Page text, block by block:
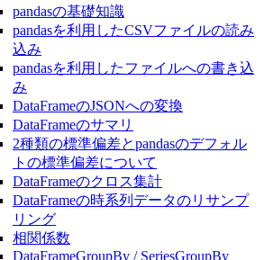
pandasの基礎知識
pandasを利用したCSVファイルの読み
込み
pandasを利用したファイルへの書き込
み
DataFrameのJSONへの変換
DataFrameのサマリ
2種類の標準偏差とpandasのデフォル
トの標準偏差について
DataFrameのクロス集計
DataFrameの時系列データのリサンプ
リング
相関係数
DataFrameGroupBy / SeriesGroupBy